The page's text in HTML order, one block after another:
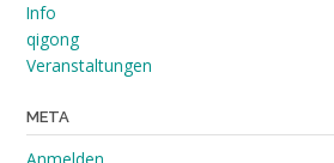
Info
qigong
Veranstaltungen
META